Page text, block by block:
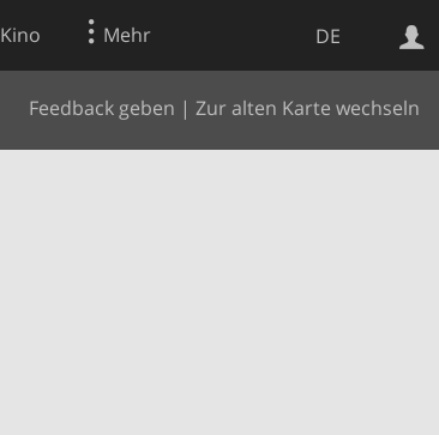
DE
Kino Mehr
Feedback geben | Zur alten Karte wechseln
Websuche